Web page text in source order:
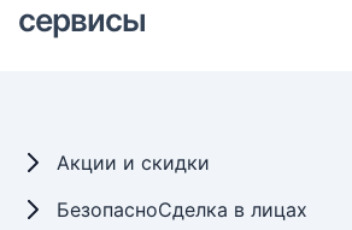
сервисы
Акции и скидки
БезопасноСделка в лицах